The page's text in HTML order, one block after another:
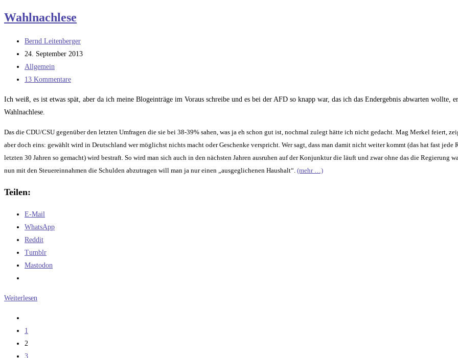
teuer
Wahlnachlese
Beitrags-
Autor:
Bernd Leitenberger
Beitrag
veröffentlicht:
24. September 2013
Beitrags-
Kategorie:
Allgemein
Beitrags-
13 Kommentare
Ich weiß, es ist etwas spät, aber da ich meine Blogeinträge im Voraus schreibe und es bei der AFD so knapp war, das ich das Endergebnis abwarten wollte,
Wahlnachlese.
Das die CDU/CSU gegenüber den letzten Umfragen die sie bei 38-39% sahen, was ja eh schon gut ist, nochmal zulegt hätte ich nicht gedacht. Mag Merkel feiert,
aber doch eins: gewählt wird in Deutschland wer möglichst nichts macht oder Geschenke verspricht. Wer sagt, dass man damit nicht weiter kommt (das hat fast jede
letzten 30 Jahren so gemacht) wird bestraft. So wird man sich auch in den nächsten Jahren ausruhen auf der Konjunktur die läuft und zwar ohne das die Regierung
nun mit den Steuereinnahmen die Schulden abzutragen will man ja nur einen „ausgeglichenen Haushalt“. (mehr …)
Teilen:
E-Mail
WhatsApp
Reddit
Tumblr
Mastodon
Weiterlesen
vorherigen
Seite
1
2
3